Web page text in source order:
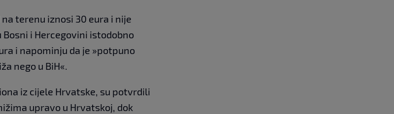
terenu iznosi 30 eura i nije
Bosni i Hercegovini istodobno
i napominju da je »potpuno
nego u BiH«.
iz cijele Hrvatske, su potvrdili
upravo u Hrvatskoj, dok